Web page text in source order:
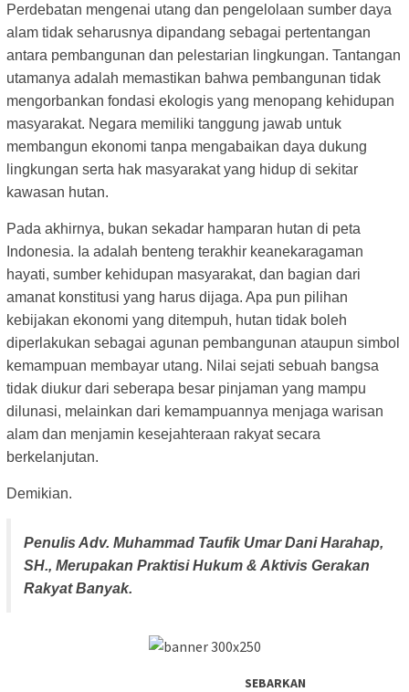
Perdebatan mengenai utang dan pengelolaan sumber daya
alam tidak seharusnya dipandang sebagai pertentangan
antara pembangunan dan pelestarian lingkungan. Tantangan
utamanya adalah memastikan bahwa pembangunan tidak
mengorbankan fondasi ekologis yang menopang kehidupan
masyarakat. Negara memiliki tanggung jawab untuk
membangun ekonomi tanpa mengabaikan daya dukung
lingkungan serta hak masyarakat yang hidup di sekitar
kawasan hutan.
Pada akhirnya, bukan sekadar hamparan hutan di peta
Indonesia. Ia adalah benteng terakhir keanekaragaman
hayati, sumber kehidupan masyarakat, dan bagian dari
amanat konstitusi yang harus dijaga. Apa pun pilihan
kebijakan ekonomi yang ditempuh, hutan tidak boleh
diperlakukan sebagai agunan pembangunan ataupun simbol
kemampuan membayar utang. Nilai sejati sebuah bangsa
tidak diukur dari seberapa besar pinjaman yang mampu
dilunasi, melainkan dari kemampuannya menjaga warisan
alam dan menjamin kesejahteraan rakyat secara
berkelanjutan.
Demikian.
Penulis Adv. Muhammad Taufik Umar Dani Harahap,
SH., Merupakan Praktisi Hukum & Aktivis Gerakan
Rakyat Banyak.
SEBARKAN